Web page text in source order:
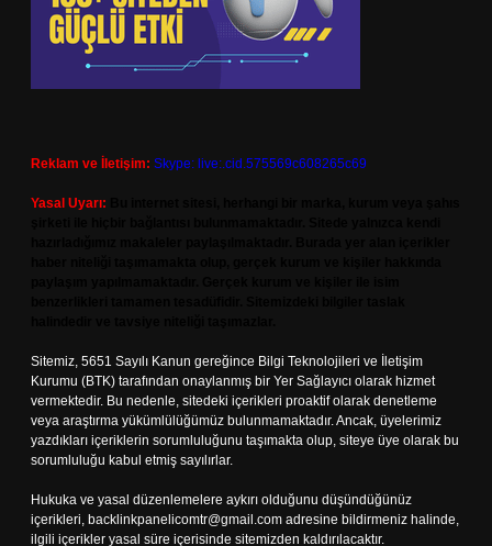
Reklam ve İletişim: Skype: live:.cid.575569c608265c69
Yasal Uyarı:
Sitemiz, 5651 Sayılı Kanun gereğince Bilgi Teknolojileri ve İletişim
Kurumu (BTK) tarafından onaylanmış bir Yer Sağlayıcı olarak hizmet
vermektedir. Bu nedenle, sitedeki içerikleri proaktif olarak denetleme
veya araştırma yükümlülüğümüz bulunmamaktadır. Ancak, üyelerimiz
yazdıkları içeriklerin sorumluluğunu taşımakta olup, siteye üye olarak bu
sorumluluğu kabul etmiş sayılırlar.
Hukuka ve yasal düzenlemelere aykırı olduğunu düşündüğünüz
içerikleri, backlinkpanelicomtr@gmail.com adresine bildirmeniz halinde,
ilgili içerikler yasal süre içerisinde sitemizden kaldırılacaktır.